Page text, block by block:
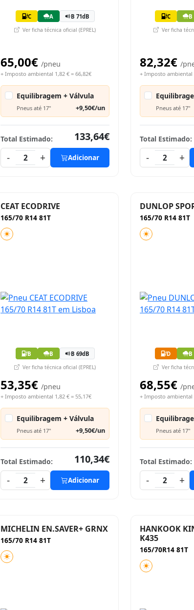
C A B 71dB
Ver ficha técnica oficial (EPREL)
65,00€ /pneu
+ Imposto ambiental 1,82 € = 66,82€
Equilibragem + Válvula
Pneus até 17" +9,50€/un
Total Estimado:
133,64€
-
2 + Adicionar
C B
Ver ficha
82,32€ /
+ Imposto ambiental
Pneus até 17"
Total Estimado:
-
2 +
CEAT ECODRIVE
165/70 R14 81T
B B B 69dB
Ver ficha técnica oficial (EPREL)
53,35€ /pneu
+ Imposto ambiental 1,82 € = 55,17€
Equilibragem + Válvula
Pneus até 17" +9,50€/un
Total Estimado:
110,34€
-
2 + Adicionar
DUNLOP
165/70 R14 81T
D B
Ver ficha
68,55€ /
+ Imposto ambiental
Pneus até 17"
Total Estimado:
-
2 +
MICHELIN EN.SAVER+ GRNX
165/70 R14 81T
HANKOOK
K435
165/70R14 81T